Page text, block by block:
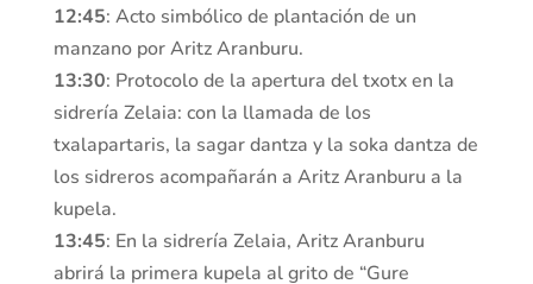
12:45: Acto simbólico de plantación de un
manzano por Aritz Aranburu.
13:30: Protocolo de la apertura del txotx en la
sidrería Zelaia: con la llamada de los
txalapartaris, la sagar dantza y la soka dantza de
los sidreros acompañarán a Aritz Aranburu a la
kupela.
13:45: En la sidrería Zelaia, Aritz Aranburu
abrirá la primera kupela al grito de “Gure